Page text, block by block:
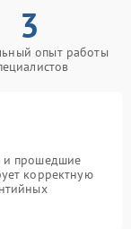
3
опыт работы
и прошедшие
корректную